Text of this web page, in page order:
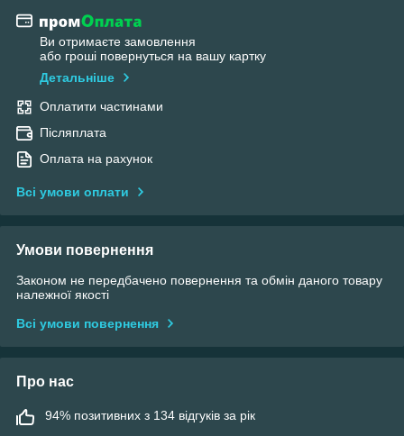
Ви отримаєте замовлення
або гроші повернуться на вашу картку
Детальніше
Оплатити частинами
Післяплата
Оплата на рахунок
Всі умови оплати
Умови повернення
Законом не передбачено повернення та обмін даного товару
належної якості
Всі умови повернення
Про нас
94% позитивних з 134 відгуків за рік